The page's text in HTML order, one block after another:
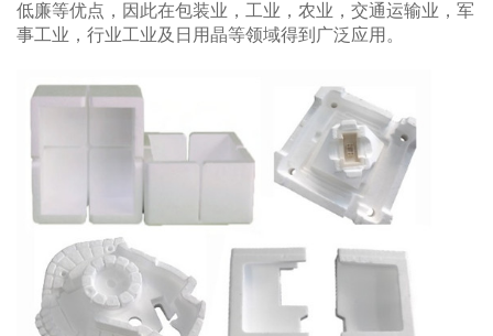
低廉等优点，因此在包装业，工业，农业，交通运输业，军
事工业，行业工业及日用晶等领域得到广泛应用。